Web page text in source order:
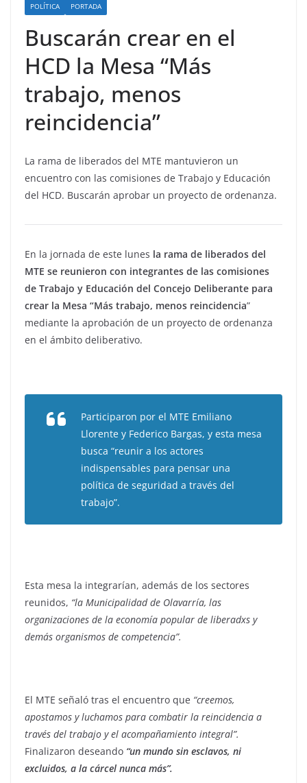
POLÍTICA PORTADA
Buscarán crear en el
HCD la Mesa “Más
trabajo, menos
reincidencia”
La rama de liberados del MTE mantuvieron un
encuentro con las comisiones de Trabajo y Educación
del HCD. Buscarán aprobar un proyecto de ordenanza.
En la jornada de este lunes la rama de liberados del
MTE se reunieron con integrantes de las comisiones
de Trabajo y Educación del Concejo Deliberante para
crear la Mesa “Más trabajo, menos reincidencia”
mediante la aprobación de un proyecto de ordenanza
en el ámbito deliberativo.
Participaron por el MTE Emiliano
Llorente y Federico Bargas, y esta mesa
busca “reunir a los actores
indispensables para pensar una
política de seguridad a través del
trabajo”.
Esta mesa la integrarían, además de los sectores
reunidos, “la Municipalidad de Olavarría, las
organizaciones de la economía popular de liberadxs y
demás organismos de competencia”.
El MTE señaló tras el encuentro que “creemos,
apostamos y luchamos para combatir la reincidencia a
través del trabajo y el acompañamiento integral”.
Finalizaron deseando “un mundo sin esclavos, ni
excluidos, a la cárcel nunca más”.